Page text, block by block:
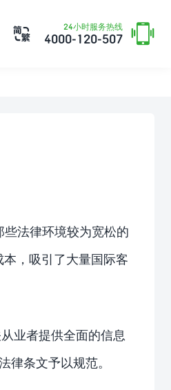
24小时服务热线
4000-120-507 

法律环境较为宽松的
，吸引了大量国际客
业者提供全面的信息
条文予以规范。